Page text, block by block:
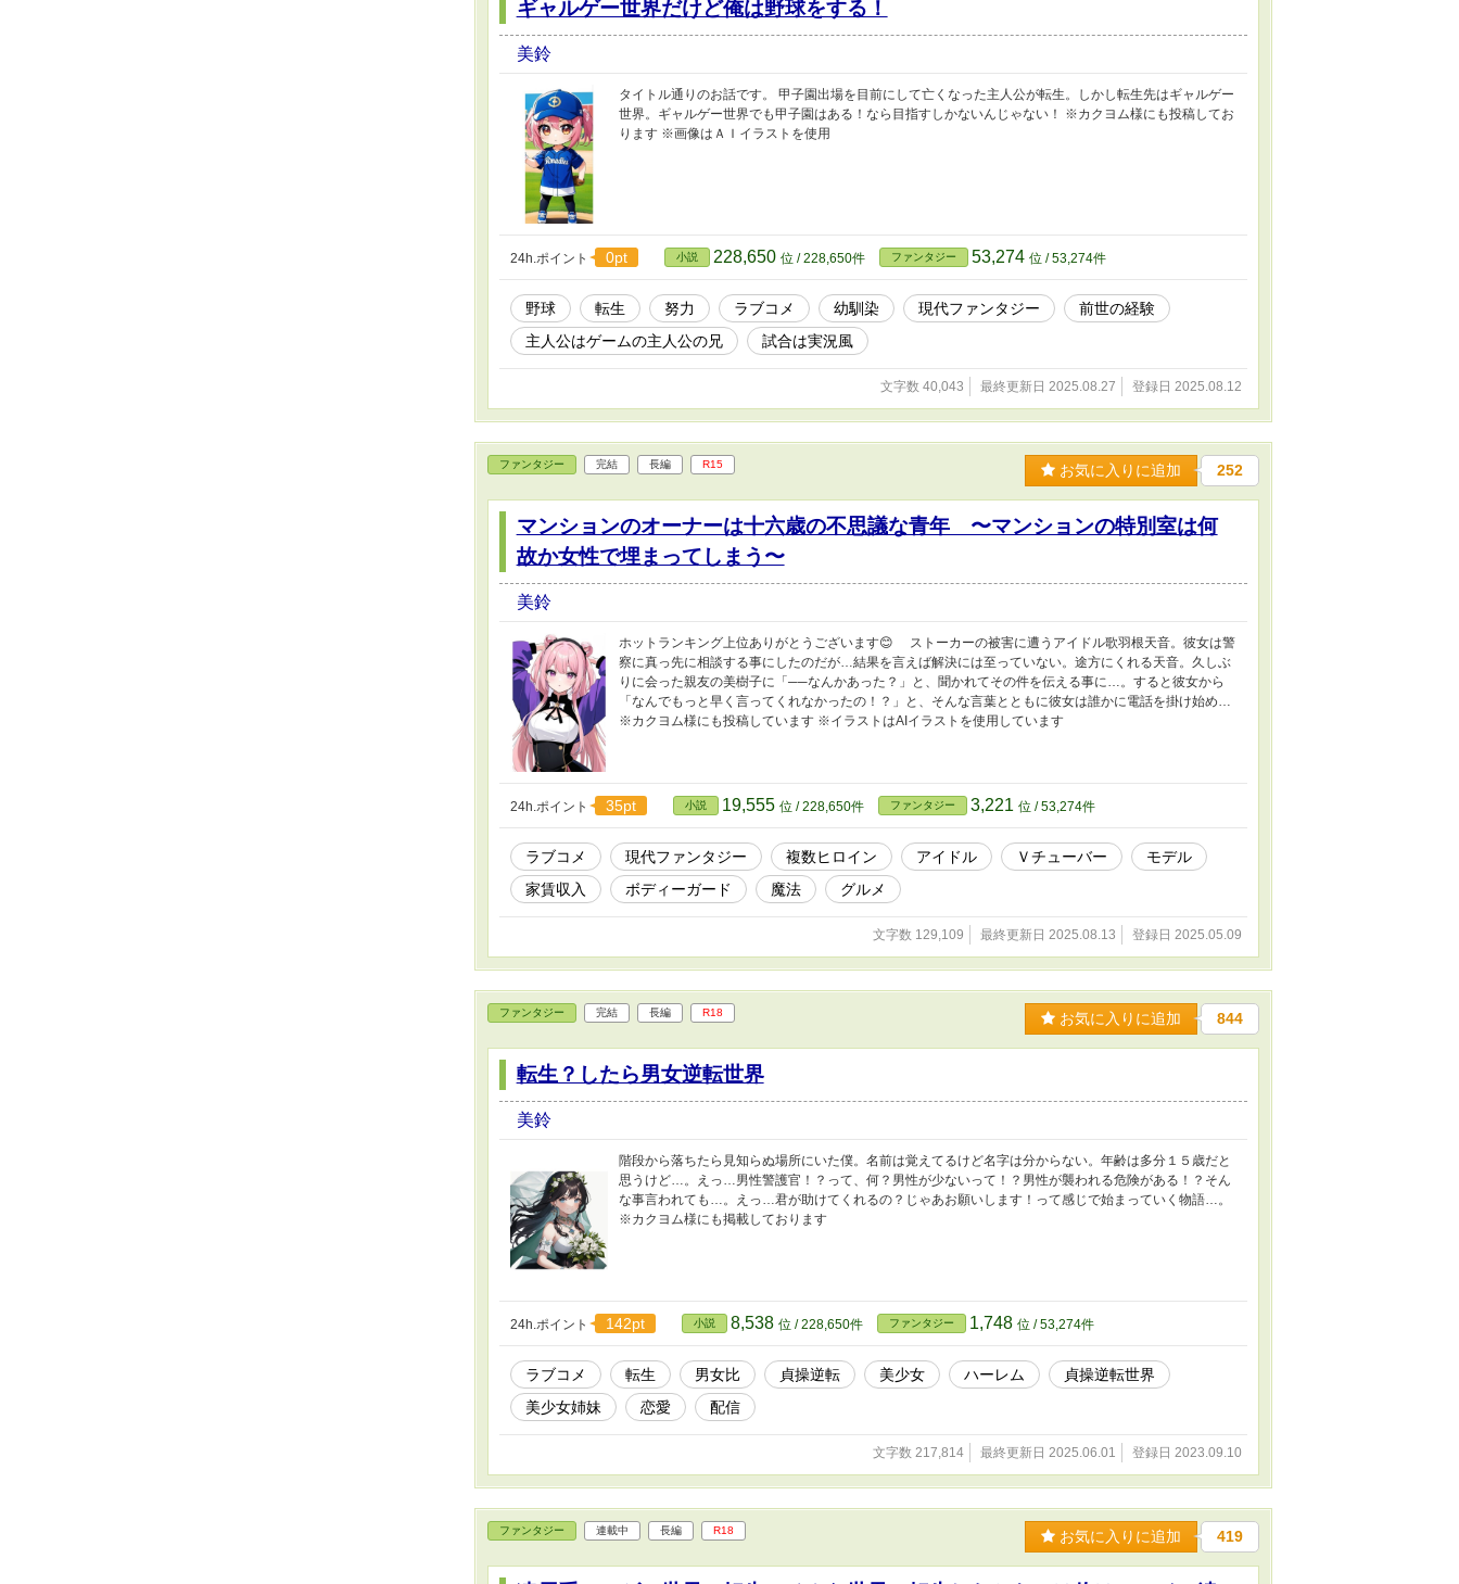
ギャルゲー世界だけど俺は野球をする！
美鈴
タイトル通りのお話です。 甲子園出場を目前にして亡くなった主人公が転生。しかし転生先はギャルゲー
世界。ギャルゲー世界でも甲子園はある！なら目指すしかないんじゃない！ ※カクヨム様にも投稿してお
ります ※画像はＡＩイラストを使用
24h.ポイント 0pt 小説 228,650 位 / 228,650件 ファンタジー 53,274 位 / 53,274件
野球 転生 努力 ラブコメ 幼馴染 現代ファンタジー
前世の経験
主人公はゲームの主人公の兄
試合は実況風
文字数 40,043 最終更新日 2025.08.27 登録日 2025.08.12
ファンタジー 完結 長編 R15 お気に入りに追加 252
マンションのオーナーは十六歳の不思議な青年 〜マンションの特別室は何
故か女性で埋まってしまう〜
美鈴
ホットランキング上位ありがとうございます😊 ストーカーの被害に遭うアイドル歌羽根天音。彼女は警
察に真っ先に相談する事にしたのだが…結果を言えば解決には至っていない。途方にくれる天音。久しぶ
りに会った親友の美樹子に「──なんかあった？」と、聞かれてその件を伝える事に…。すると彼女から
「なんでもっと早く言ってくれなかったの！？」と、そんな言葉とともに彼女は誰かに電話を掛け始め…
※カクヨム様にも投稿しています ※イラストはAIイラストを使用しています
24h.ポイント 35pt 小説 19,555 位 / 228,650件 ファンタジー 3,221 位 / 53,274件
ラブコメ 現代ファンタジー 複数ヒロイン アイドル Ｖチューバー
モデル
家賃収入
ボディーガード 魔法 グルメ
文字数 129,109 最終更新日 2025.08.13 登録日 2025.05.09
ファンタジー 完結 長編 R18 お気に入りに追加 844
転生？したら男女逆転世界
美鈴
階段から落ちたら見知らぬ場所にいた僕。名前は覚えてるけど名字は分からない。年齢は多分１５歳だと
思うけど…。えっ…男性警護官！？って、何？男性が少ないって！？男性が襲われる危険がある！？そん
な事言われても…。えっ…君が助けてくれるの？じゃあお願いします！って感じで始まっていく物語…。
※カクヨム様にも掲載しております
24h.ポイント 142pt 小説 8,538 位 / 228,650件 ファンタジー 1,748 位 / 53,274件
ラブコメ 転生 男女比 貞操逆転 美少女 ハーレム
貞操逆転世界
美少女姉妹
恋愛 配信
文字数 217,814 最終更新日 2025.06.01 登録日 2023.09.10
ファンタジー 連載中 長編 R18 お気に入りに追加 419